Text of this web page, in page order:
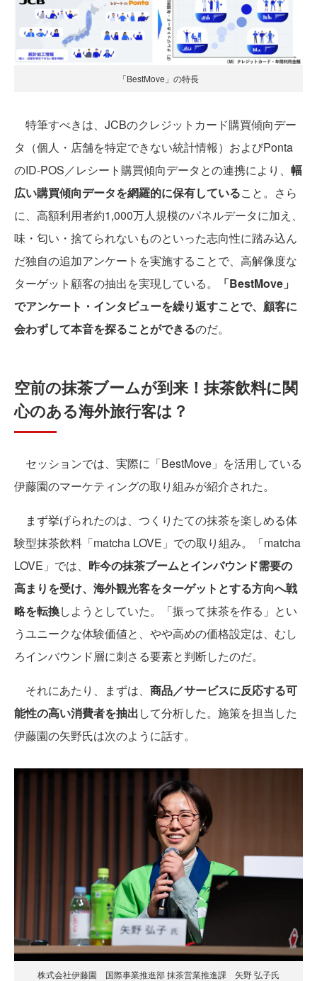
「BestMove」の特長
特筆すべきは、JCBのクレジットカード購買傾向デー
タ（個人・店舗を特定できない統計情報）およびPonta
のID-POS／レシート購買傾向データとの連携により、 幅
広い購買傾向データを網羅的に保有していること。さら
に、高額利用者約1,000万人規模のパネルデータに加え、
味・匂い・捨てられないものといった志向性に踏み込ん
だ独自の追加アンケートを実施することで、高解像度な
ターゲット顧客の抽出を実現している。
「BestMove」
でアンケート・インタビューを繰り返すことで、顧客に
会わずして本音を探ることができるのだ。
空前の抹茶ブームが到来！抹茶飲料に関
心のある海外旅行客は？
セッションでは、実際に「BestMove」を活用している
伊藤園のマーケティングの取り組みが紹介された。
まず挙げられたのは、つくりたての抹茶を楽しめる体
験型抹茶飲料「matcha LOVE」での取り組み。「matcha
LOVE」では、 昨今の抹茶ブームとインバウンド需要の
高まりを受け、海外観光客をターゲットとする方向へ戦
略を転換しようとしていた。「振って抹茶を作る」とい
うユニークな体験価値と、やや高めの価格設定は、むし
ろインバウンド層に刺さる要素と判断したのだ。
それにあたり、まずは、 商品／サービスに反応する可
能性の高い消費者を抽出して分析した。施策を担当した
伊藤園の矢野氏は次のように話す。
株式会社伊藤園 国際事業推進部 抹茶営業推進課 矢野 弘子氏